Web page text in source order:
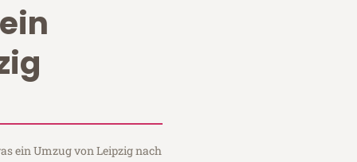
ein Umzug von Leipzig nach